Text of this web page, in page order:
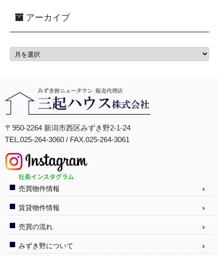
アーカイブ
〒950-2264 新潟市西区みずき野2-1-24
TEL.025-264-3060 / FAX.025-264-3061
売買物件情報
賃貸物件情報
売買の流れ
みずき野について